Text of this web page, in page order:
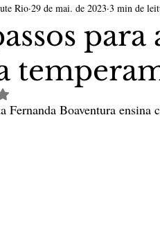
Social & Estilos
Revistas The Vip Club
para
Rio 29 de mai. de 2023 3 min de
com NaN de 5 estrelas.
Fernanda Boaventura